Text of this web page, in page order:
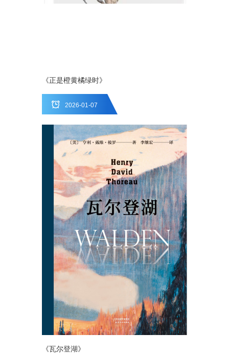
《正是橙黄橘绿时》
2026-01-07
《瓦尔登湖》